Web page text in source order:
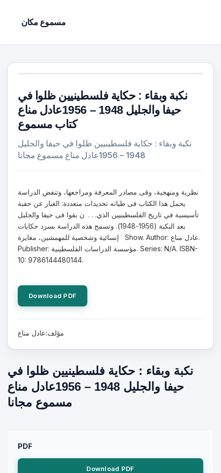
مسموع مكان
نكبة وبقاء : حكاية فلسطينيين ظلوا في
حيفا والجليل 1948 – 1956عادل مناع
كتاب مسموع
نكبة وبقاء : حكاية فلسطينيين ظلوا في حيفا والجليل
1948 – 1956عادل مناع مسموع مجانا
نظرية ومنهجية، وفى مصادر المعرفة ومراجعها، وتنفض الدراسة
يحمل هذا الكثاب فى طياته تحديدات متعددة: الغبار عن حقبة
تأسيسية في تاريخ الفلسطينيين الذي. . . ن بقوا فى حيفا والجليل
بعد النكبة (1956-1948). وتسمح هذه الدراسة بسرد حكايات
إنسائية وشخصية للمهمشين، مغايرة Show. Author: عادل مناع.
Publisher: مؤسسة الدراسات الفلسطينية. Series: N/A. ISBN-
10: 9786144480144.
Download PDF
مؤلف:عادل مناع
نكبة وبقاء : حكاية فلسطينيين ظلوا في
حيفا والجليل 1948 – 1956عادل مناع
مسموع مجانا
PDF
Download PDF